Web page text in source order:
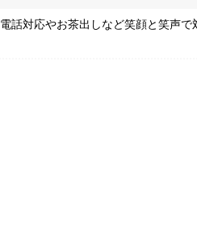
電話対応やお茶出しなど笑顔と笑声で